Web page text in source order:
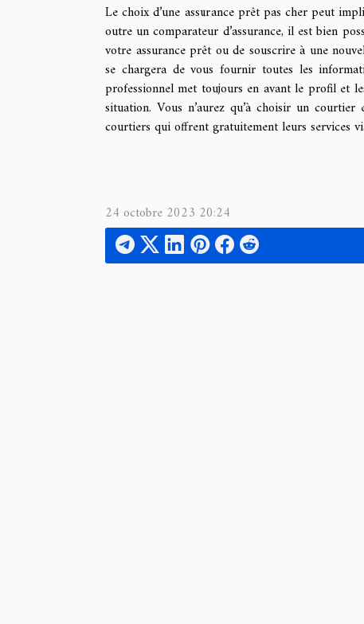
Le choix d’une assurance prêt pas cher peut
outre un comparateur d’assurance, il est bien
votre assurance prêt ou de souscrire à une
se chargera de vous fournir toutes les
professionnel met toujours en avant le profil et
situation. Vous n’aurez qu’à choisir un
courtiers qui offrent gratuitement leurs services
24 octobre 2023 20:24